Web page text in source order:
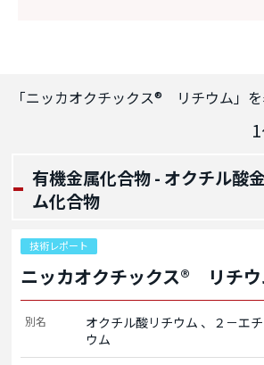
「ニッカオクチックス® リチウム」
有機金属化合物 - オクチル酸
ム化合物
技術レポート
ニッカオクチックス® リチ
別名 オクチル酸リチウム
２－エ
ウム